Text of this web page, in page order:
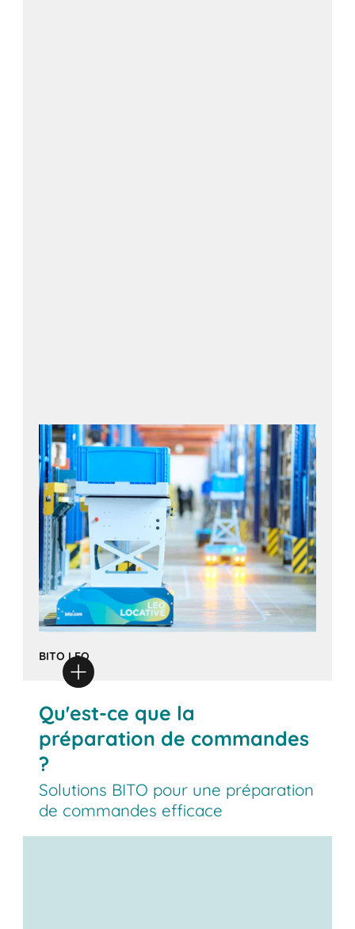
BITO LEO
Qu'est-ce que la
préparation de commandes
?
Solutions BITO pour une préparation
de commandes efficace